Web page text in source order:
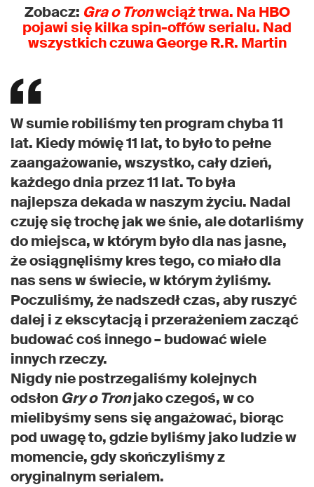
Zobacz: Gra o Tronwciąż trwa. Na HBO
pojawi się kilka spin-offów serialu. Nad
wszystkich czuwa George R.R. Martin
W sumie robiliśmy ten program chyba 11
lat. Kiedy mówię 11 lat, to było to pełne
zaangażowanie, wszystko, cały dzień,
każdego dnia przez 11 lat. To była
najlepsza dekada w naszym życiu. Nadal
czuję się trochę jak we śnie, ale dotarliśmy
do miejsca, w którym było dla nas jasne,
że osiągnęliśmy kres tego, co miało dla
nas sens w świecie, w którym żyliśmy.
Poczuliśmy, że nadszedł czas, aby ruszyć
dalej i z ekscytacją i przerażeniem zacząć
budować coś innego – budować wiele
innych rzeczy.
Nigdy nie postrzegaliśmy kolejnych
odsłon Gry o Tronjako czegoś, w co
mielibyśmy sens się angażować, biorąc
pod uwagę to, gdzie byliśmy jako ludzie w
momencie, gdy skończyliśmy z
oryginalnym serialem.